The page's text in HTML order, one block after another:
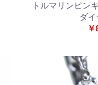
トルマリンピン
ダ